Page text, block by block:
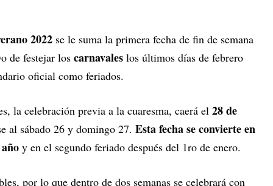
2022 se le suma la primera fecha de fin de semana
de festejar los carnavales los últimos días de febrero
oficial como feriados.
la celebración previa a la cuaresma, caerá el 28 de
al sábado 26 y domingo 27. Esta fecha se convierte en
y en el segundo feriado después del 1ro de enero.
por lo que dentro de dos semanas se celebrará con